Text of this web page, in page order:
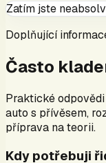
Zatím jste
Doplňující
Často
Praktické
auto s přívěsem,
příprava na teorii.
Kdy potřebuji